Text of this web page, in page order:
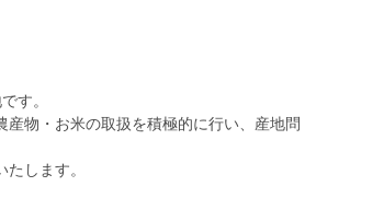
す。
物・お米の取扱を積極的に行い、産地問
します。